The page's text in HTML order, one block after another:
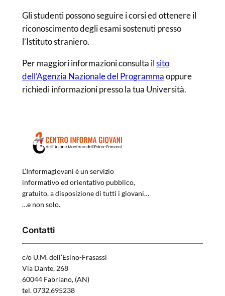
Gli studenti possono seguire i corsi ed ottenere il
riconoscimento degli esami sostenuti presso
l’Istituto straniero.
Per maggiori informazioni consulta ilsito
dell’Agenzia Nazionale del Programmaoppure
richiedi informazioni presso la tua Università.
L’Informagiovani è un servizio
informativo ed orientativo pubblico,
gratuito, a disposizione di tutti i giovani…
…e non solo.
Contatti
c/o U.M. dell’Esino-Frasassi
Via Dante, 268
60044 Fabriano, (AN)
tel. 0732.695238